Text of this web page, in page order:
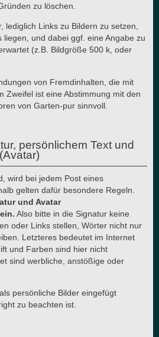
zu löschen.
lediglich Links zu Bildern zu setzen,
und dabei ggf. eine Angabe zu
(z.B. Bildgröße 500 k, oder
von Fremdinhalten, die mit
Zweifel ist eine Abstimmung mit den
von Garten-pur sinnvoll.
persönlichem Text und
wird bei jedem Post eines
gelten dafür besondere Regeln.
und Avatar
Also bitte in die Signatur keine
oder Links stellen, Wörter nicht nur
Letzteres bedeutet im Internet
und Farben sind hier nicht
sind werbliche, anstößige oder
persönliche Bilder eingefügt
zu beachten ist.